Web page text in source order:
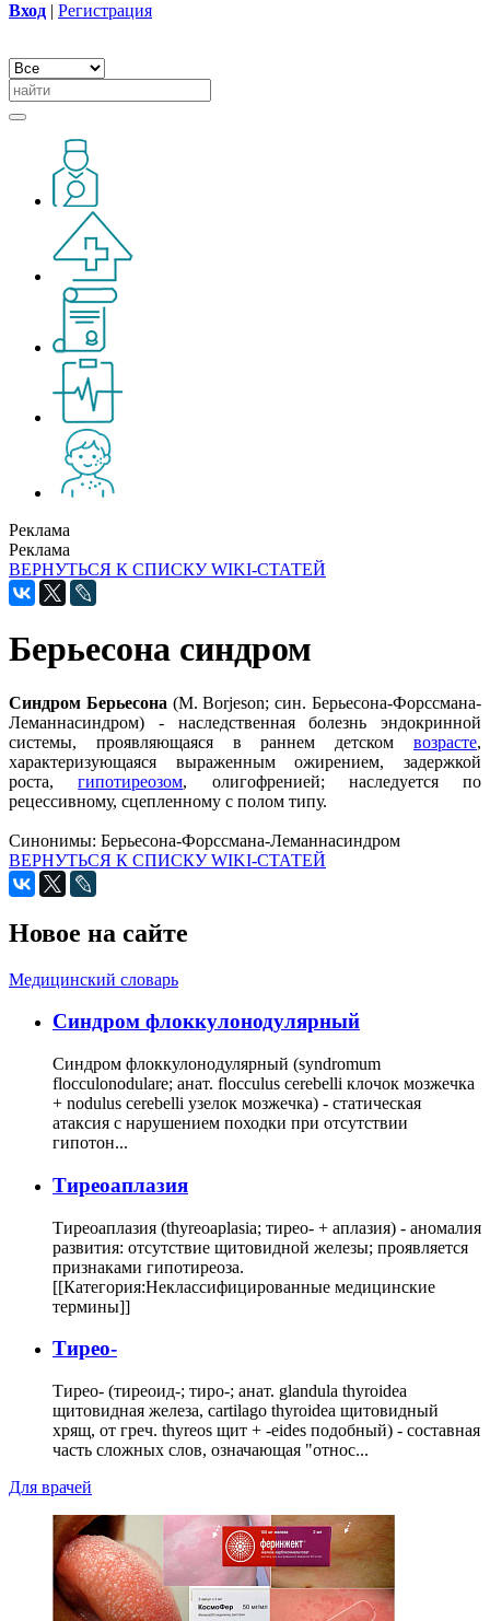
Вход | Регистрация
Реклама
Реклама
ВЕРНУТЬСЯ К СПИСКУ WIKI-СТАТЕЙ
Берьесона синдром
Синдром Берьесона (М. Borjeson; син. Берьесона-Форссмана-
Леманнасиндром) - наследственная болезнь эндокринной
системы, проявляющаяся в раннем детском возрасте,
характеризующаяся выраженным ожирением, задержкой
роста,гипотиреозом, олигофренией; наследуется по
рецессивному, сцепленному с полом типу.
Синонимы: Берьесона-Форссмана-Леманнасиндром
ВЕРНУТЬСЯ К СПИСКУ WIKI-СТАТЕЙ
Новое на сайте
Медицинский словарь
Cиндром флоккулонодулярный
Синдром флоккулонодулярный (syndromum
flocculonodulare; анат. flocculus cerebelli клочок мозжечка
+ nodulus cerebelli узелок мозжечка) - статическая
атаксия с нарушением походки при отсутствии
гипотон...
Тиреоаплазия
Тиреоаплазия (thyreoaplasia; тирео- + аплазия) - аномалия
развития: отсутствие щитовидной железы; проявляется
признаками гипотиреоза.
[[Категория:Неклассифицированные медицинские
термины]]
Тирео-
Тирео- (тиреоид-; тиро-; анат. glandula thyroidea
щитовидная железа, cartilago thyroidea щитовидный
хрящ, от греч. thyreos щит + -eides подобный) - составная
часть сложных слов, означающая "относ...
Для врачей